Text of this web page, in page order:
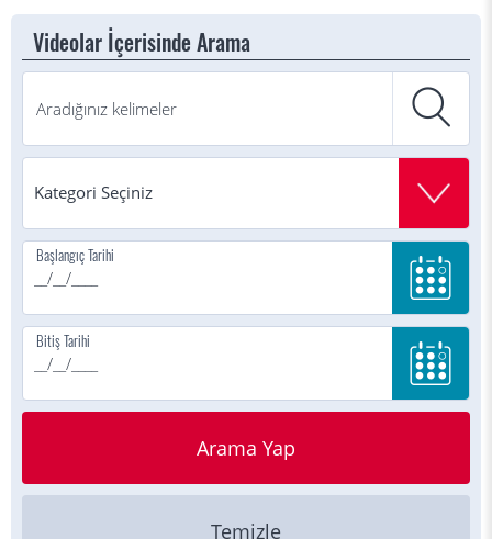
Videolar İçerisinde Arama
Başlangıç Tarihi
Bitiş Tarihi